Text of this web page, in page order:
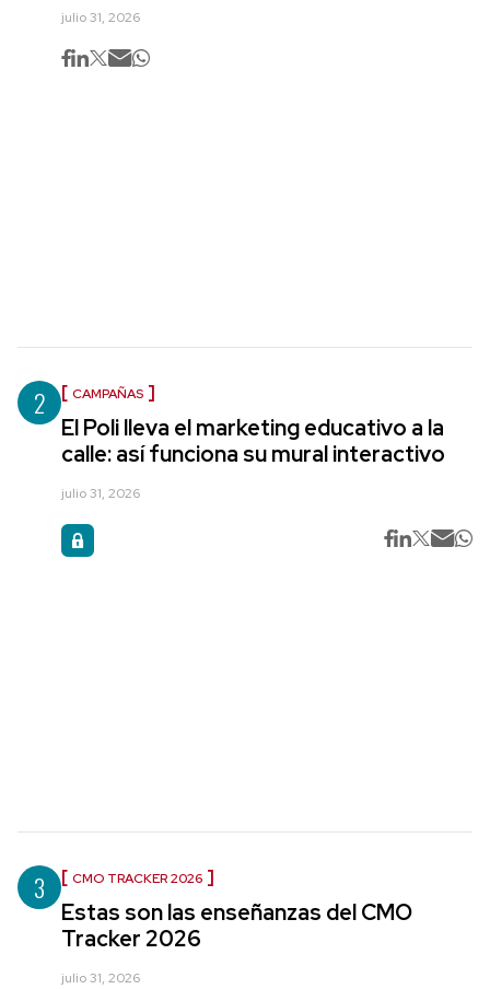
julio 31, 2026
2 CAMPAÑAS
El Poli lleva el marketing educativo a la
calle: así funciona su mural interactivo
julio 31, 2026
3 CMO TRACKER 2026
Estas son las enseñanzas del CMO
Tracker 2026
julio 31, 2026